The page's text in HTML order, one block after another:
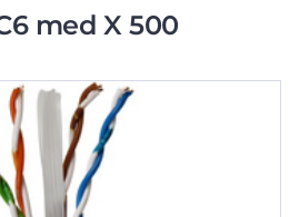
med X 500